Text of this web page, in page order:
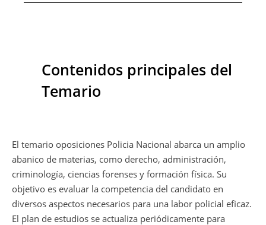
Contenidos principales del
Temario
El temario oposiciones Policia Nacional abarca un amplio
abanico de materias, como derecho, administración,
criminología, ciencias forenses y formación física. Su
objetivo es evaluar la competencia del candidato en
diversos aspectos necesarios para una labor policial eficaz.
El plan de estudios se actualiza periódicamente para